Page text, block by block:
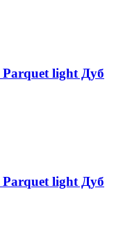
light Дуб
light Дуб